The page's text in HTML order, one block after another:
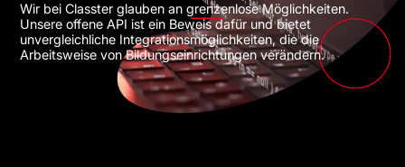
Wir bei Classter glauben an grenzenlose Möglichkeiten.
Unsere offene API ist ein Beweis dafür und bietet
unvergleichliche Integrationsmöglichkeiten, die die
Arbeitsweise von Bildungseinrichtungen verändern.